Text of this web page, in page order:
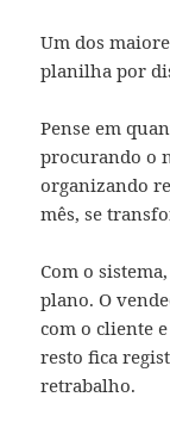
Um dos
planilha por
Pense em
procurando o
organizando
mês, se
Com o
plano. O
com o cliente
resto fica
retrabalho.